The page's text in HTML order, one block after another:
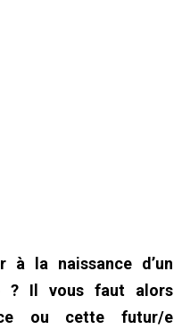
à la naissance d’un
? Il vous faut alors
ou cette futur/e